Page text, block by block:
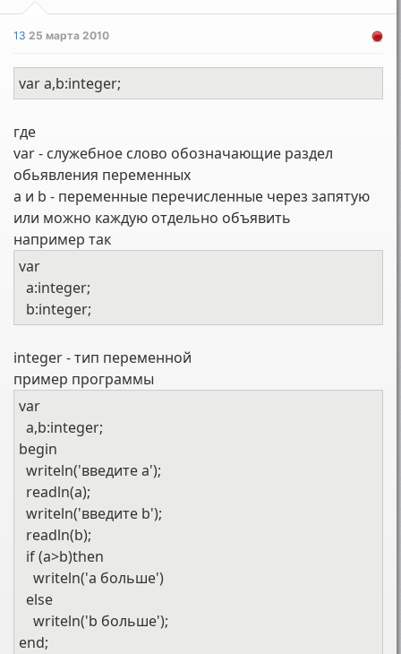
1325 марта 2010
var a,b:integer;
где
var - служебное слово обозначающие раздел
обьявления переменных
a и b - переменные перечисленные через запятую
или можно каждую отдельно объявить
например так
var
a:integer;
b:integer;
integer - тип переменной
пример программы
var
a,b:integer;
begin
writeln('введите а');
readln(a);
writeln('введите b');
readln(b);
if (a>b)then
writeln('а больше')
else
writeln('b больше');
end;